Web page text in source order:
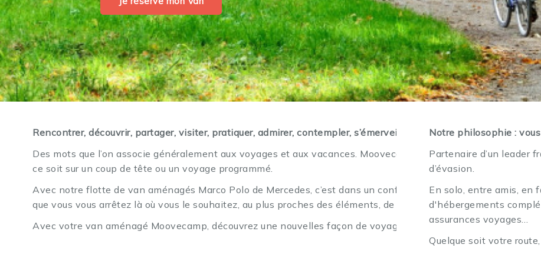
Rencontrer, découvrir, partager, visiter, pratiquer, admirer, contempler, s’émerveiller, se recentrer, se retrouver…
Des mots que l’on associe généralement aux voyages et aux vacances. Moovecamp, c’est la possibilité de
ce soit sur un coup de tête ou un voyage programmé.
Avec notre flotte de van aménagés Marco Polo de Mercedes, c’est dans un confort unique que vous parcourrez
que vous vous arrêtez là où vous le souhaitez, au plus proches des éléments, de vos passions, de vos envies
Avec votre van aménagé Moovecamp, découvrez une nouvelles façon de voyager, découvrez la liberté de
Notre philosophie :
Partenaire d’un leader
d’évasion.
En solo, entre amis, en
d'hébergements
assurances voyages…
Quelque soit votre